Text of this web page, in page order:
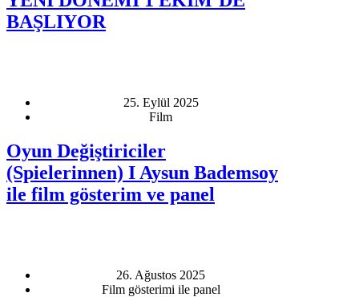
BAŞLIYOR
25. Eylül 2025
Film
Oyun Değiştiriciler
(Spielerinnen) I Aysun Bademsoy
ile film gösterim ve panel
26. Ağustos 2025
Film gösterimi ile panel